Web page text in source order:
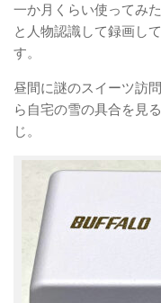
一か月くらい使ってみ
と人物認識して録画し
す。
昼間に謎のスイーツ訪
ら自宅の雪の具合を見
じ。